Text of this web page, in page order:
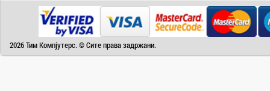
Carrier
2026 Тим Компјутерс. © Сите права задржани.